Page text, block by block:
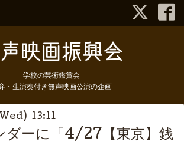
学校の芸術鑑賞会
・生演奏付き無声映画公演の企画
13:11
ダーに「4/27【東京】銭